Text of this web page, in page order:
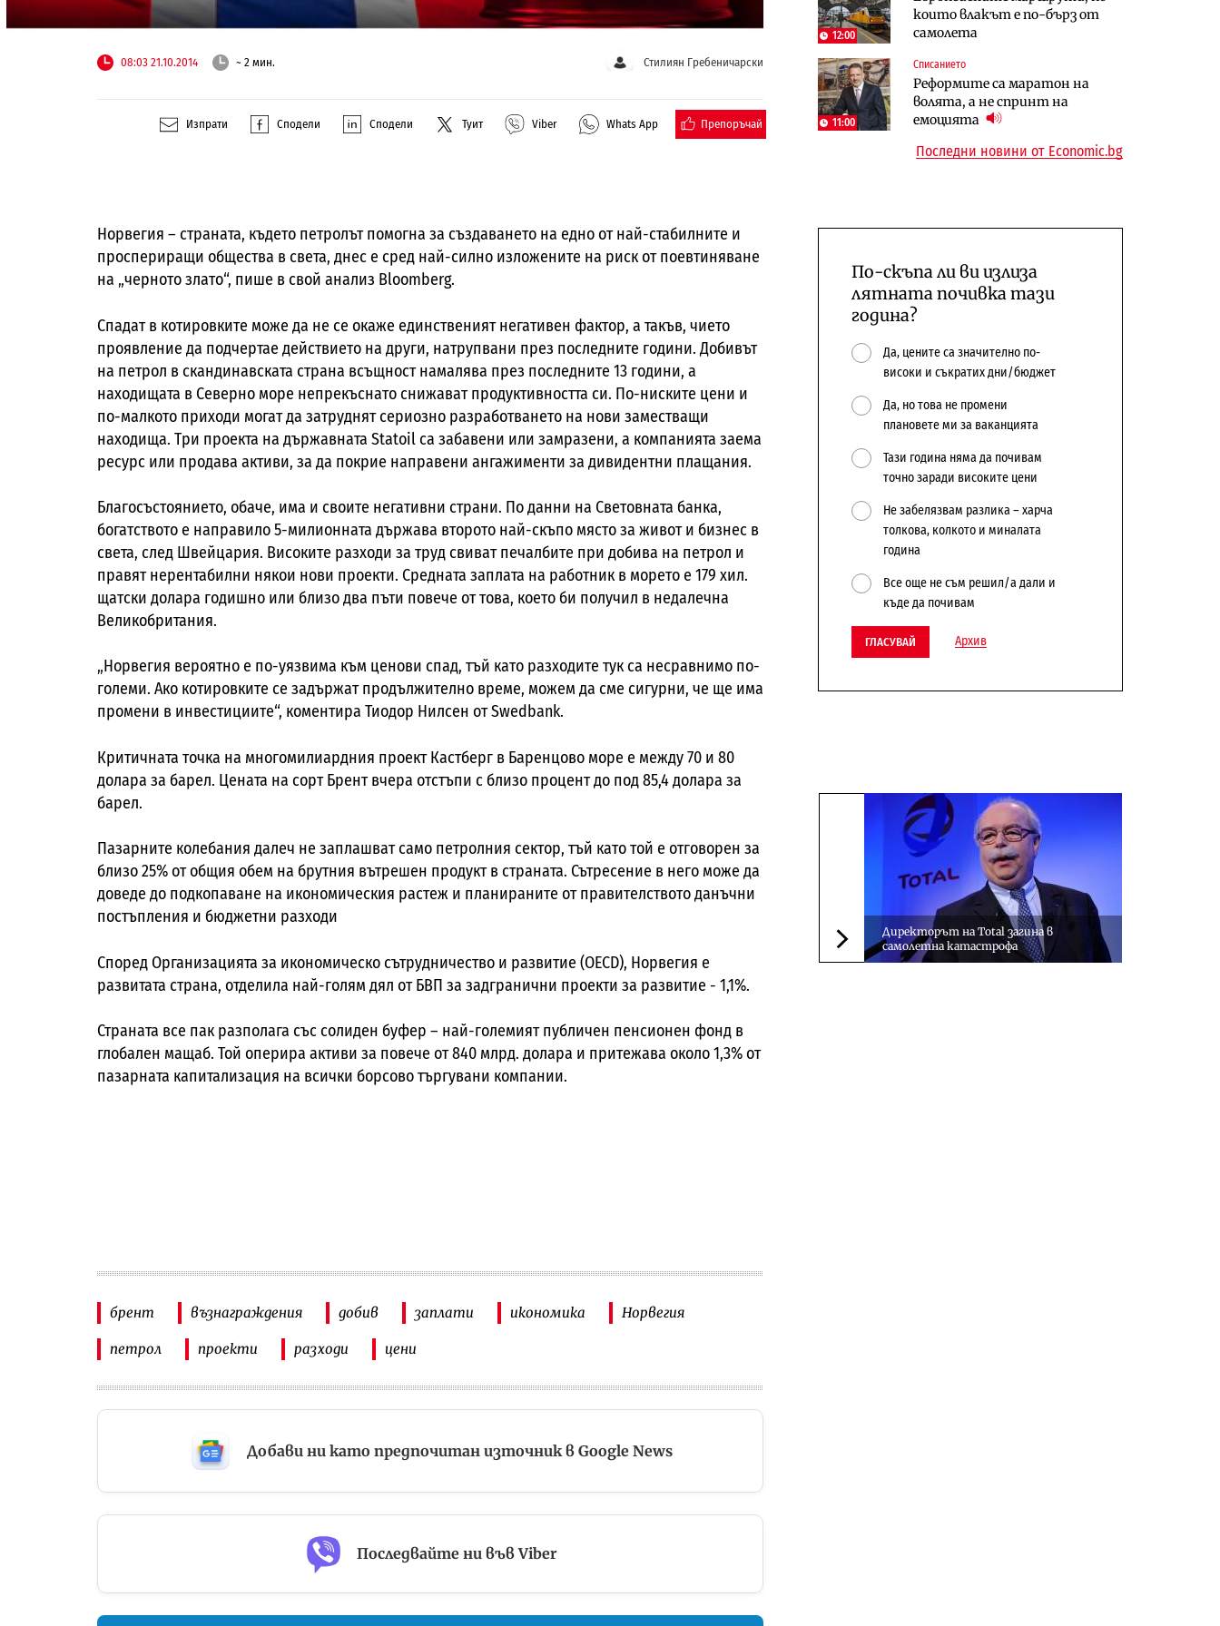
08:03 21.10.2014 ~ 2 мин. Стилиян Гребеничарски
Изпрати Сподели Сподели Туит Viber Whats App Препоръчай
Норвегия – страната, където петролът помогна за създаването на едно от най-стабилните и
проспериращи общества в света, днес е сред най-силно изложените на риск от поевтиняване
на „черното злато“, пише в свой анализ Bloomberg.
Спадат в котировките може да не се окаже единственият негативен фактор, а такъв, чието
проявление да подчертае действието на други, натрупвани през последните години. Добивът
на петрол в скандинавската страна всъщност намалява през последните 13 години, а
находищата в Северно море непрекъснато снижават продуктивността си. По-ниските цени и
по-малкото приходи могат да затруднят сериозно разработването на нови заместващи
находища. Три проекта на държавната Statoilса забавени или замразени, а компанията заема
ресурс или продава активи, за да покрие направени ангажименти за дивидентни плащания.
Благосъстоянието, обаче, има и своите негативни страни. По данни на Световната банка,
богатството е направило 5-милионната държава второто най-скъпо място за живот и бизнес в
света, след Швейцария. Високите разходи за труд свиват печалбите при добива на петрол и
правят нерентабилни някои нови проекти. Средната заплата на работник в морето е 179 хил.
щатски долара годишно или близо два пъти повече от това, което би получил в недалечна
Великобритания.
„Норвегия вероятно е по-уязвима към ценови спад, тъй като разходите тук са несравнимо по-
големи. Ако котировките се задържат продължително време, можем да сме сигурни, че ще има
промени в инвестициите“, коментира Тиодор Нилсен отSwedbank.
Критичната точка на многомилиардния проект Кастберг в Баренцово море е между 70 и 80
долара за барел. Цената на сорт Брент вчера отстъпи с близо процент до под 85,4 долара за
барел.
Пазарните колебания далеч не заплашват само петролния сектор, тъй като той е отговорен за
близо 25% от общия обем на брутния вътрешен продукт в страната. Сътресение в него може да
доведе до подкопаване на икономическия растеж и планираните от правителството данъчни
постъпления и бюджетни разходи
Според Организацията за икономическо сътрудничество и развитие (OECD), Норвегия е
развитата страна, отделила най-голям дял от БВП за задгранични проекти за развитие - 1,1%.
Страната все пак разполага със солиден буфер – най-големият публичен пенсионен фонд в
глобален мащаб. Той оперира активи за повече от 840 млрд. долара и притежава около 1,3% от
пазарната капитализация на всички борсово търгувани компании.
брент възнаграждения добив заплати икономика Норвегия
петрол проекти разходи цени
Добави ни като предпочитан източник в Google News
Последвайте ни във Viber
12:00
които влакът е по-бърз от
самолета
11:00
Списанието
Реформите са маратон на
волята, а не спринт на
емоцията
сушата продължи
Държавният ТЕЦ „Марица
изток 2“ работи с 5 блока
предстои?
„Ендуросат“ ще строи огромен
космически и отбранителен
център в Доброславци
Последни новини от Economic.bg
По-скъпа ли ви излиза
лятната почивка тази
година?
Да, цените са значително по-
високи и съкратих дни/бюджет
Да, но това не промени
плановете ми за ваканцията
Тази година няма да почивам
точно заради високите цени
Не забелязвам разлика – харча
толкова, колкото и миналата
година
Все още не съм решил/а дали и
къде да почивам
ГЛАСУВАЙ Архив
Следваща новина
Директорът на Total загина в
самолетна катастрофа